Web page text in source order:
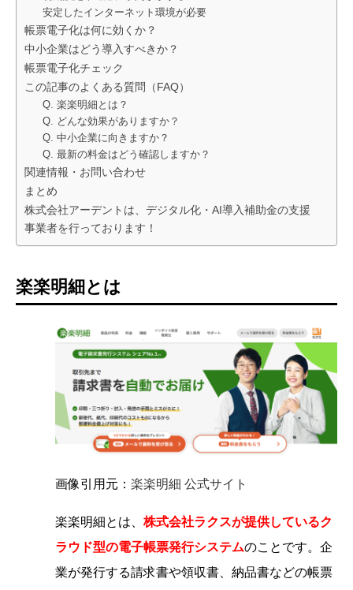
安定したインターネット環境が必要
帳票電子化は何に効くか？
中小企業はどう導入すべきか？
帳票電子化チェック
この記事のよくある質問（FAQ）
Q. 楽楽明細とは？
Q. どんな効果がありますか？
Q. 中小企業に向きますか？
Q. 最新の料金はどう確認しますか？
関連情報・お問い合わせ
まとめ
株式会社アーデントは、デジタル化・AI導入補助金の支援
事業者を行っております！
楽楽明細とは
画像引用元： 楽楽明細 公式サイト
楽楽明細とは、 株式会社ラクスが提供しているク
ラウド型の電子帳票発行システムのことです。企
業が発行する請求書や領収書、納品書などの帳票